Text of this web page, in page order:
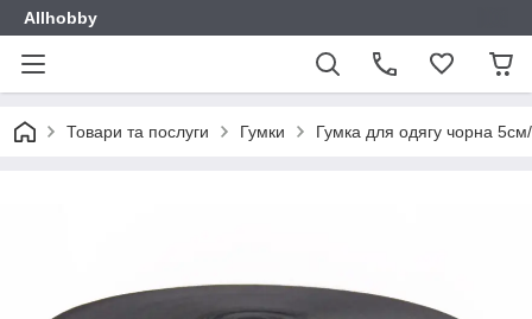
Allhobby
Товари та послуги Гумки Гумка для одягу чорна